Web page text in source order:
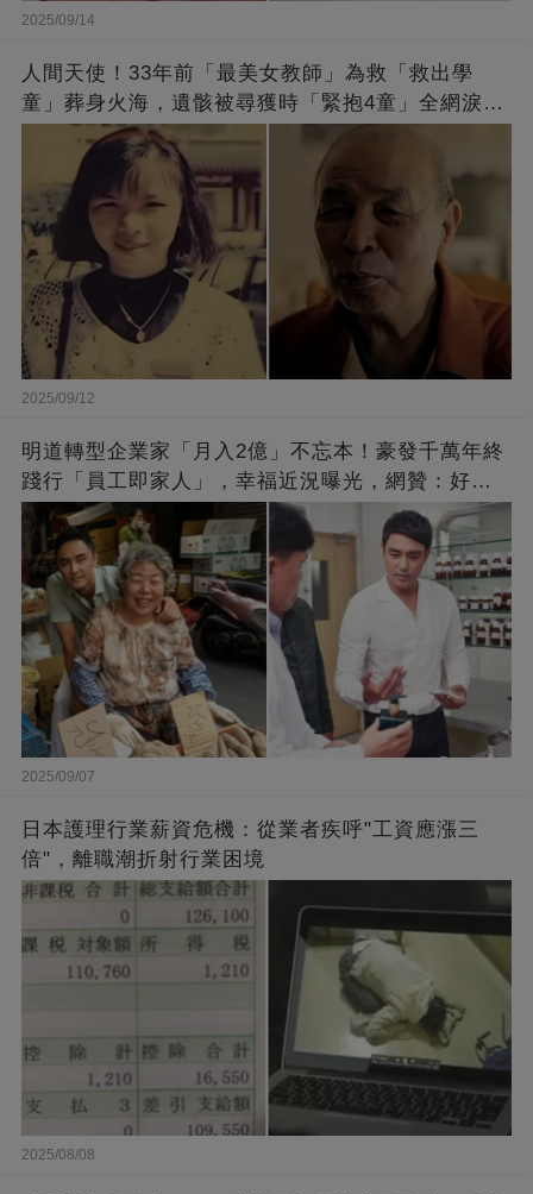
2025/09/14
人間天使！33年前「最美女教師」為救「救出學
童」葬身火海，遺骸被尋獲時「緊抱4童」全網淚
崩：真正的英雄不該被遺忘
2025/09/12
明道轉型企業家「月入2億」不忘本！豪發千萬年終
踐行「員工即家人」，幸福近況曝光，網贊：好老
闆的福報
2025/09/07
日本護理行業薪資危機：從業者疾呼"工資應漲三
倍"，離職潮折射行業困境
2025/08/08